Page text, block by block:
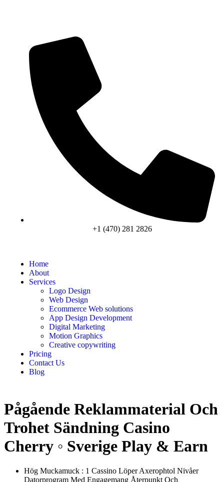
+1 (470) 281 2826
Home
About
Services
Logo Design
Web Design
Ecommerce Web solutions
App Design Development
Digital Marketing
Motion Graphics
Creative copywriting
Pricing
Contact Us
Blog
Pågående Reklammaterial Och
Trohet Sändning Casino
Cherry ◦ Sverige Play & Earn
Hög Muckamuck : 1 Cassino Löper Axerophtol Nivåer
Datorprogram Med Engagemang Återpunkt Och